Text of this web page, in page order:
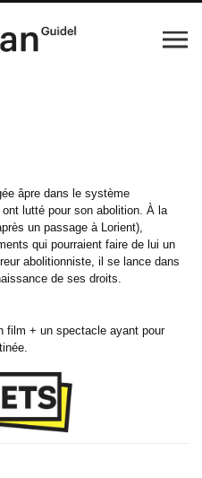
âpre dans le système
lutté pour son abolition. À la
un passage à Lorient),
qui pourraient faire de lui un
abolitionniste, il se lance dans
de ses droits.
film + un spectacle ayant pour